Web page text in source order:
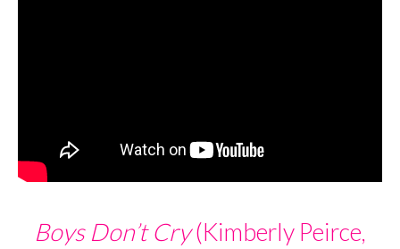
Boys Don’t Cry(Kimberly Peirce,